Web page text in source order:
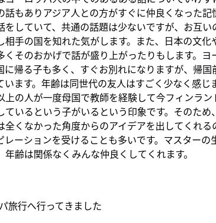
話もありアジア人との方がすぐに仲良くなった
をしていて、共通の話題は少ないですが、お互
相手の国を知れた気がします。また、日本の文化
くそのおかげで話が盛り上がったりもします。ヨ
に帰る子も多く、すぐお別れになりますが、帰
います。年齢は同世代の友人はすごく少なく感じ
上の人が一度母国で教師を経験して今フィンラ
ているという子がいるという印象です。そのため
全くなかった角度からのアイデアを出してくれ
レーションを受けることも多いです。マスターの
齢は関係なくみんな仲良くしてくれます。
旅行へ行ってきました